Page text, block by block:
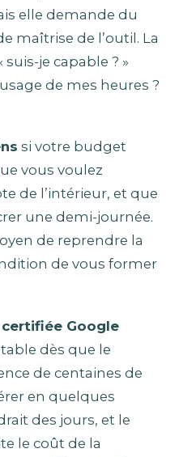
elle demande du
maîtrise de l’outil. La
suis-je capable ? »
de mes heures ?
si votre budget
vous voulez
de l’intérieur, et que
une demi-journée.
de reprendre la
de vous former
Google
dès que le
de centaines de
en quelques
des jours, et le
le coût de la